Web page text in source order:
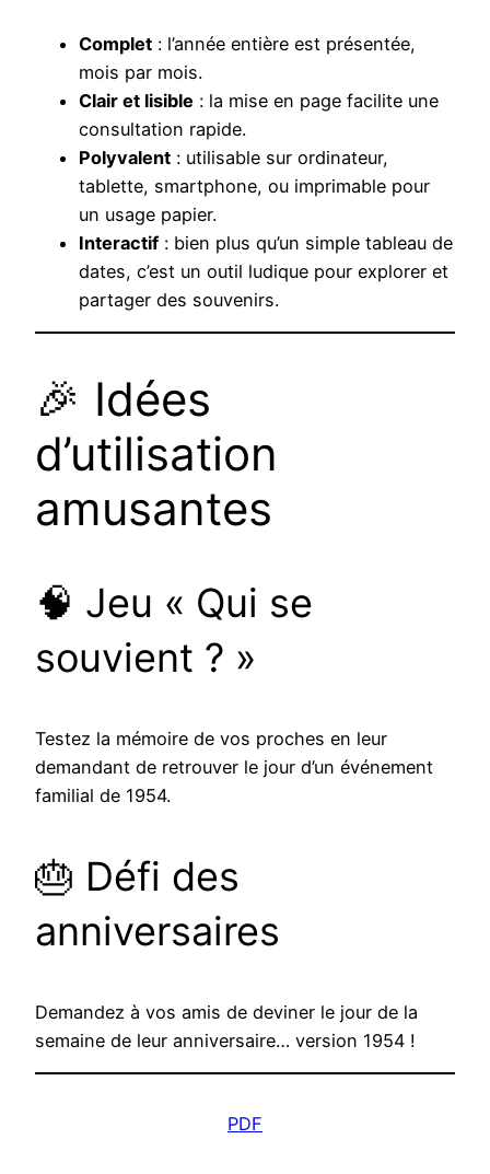
Complet : l’année entière est présentée,
mois par mois.
Clair et lisible : la mise en page facilite une
consultation rapide.
Polyvalent : utilisable sur ordinateur,
tablette, smartphone, ou imprimable pour
un usage papier.
Interactif : bien plus qu’un simple tableau de
dates, c’est un outil ludique pour explorer et
partager des souvenirs.
🎉 Idées
d’utilisation
amusantes
🧠 Jeu « Qui se
souvient ? »
Testez la mémoire de vos proches en leur
demandant de retrouver le jour d’un événement
familial de 1954.
🎂 Défi des
anniversaires
Demandez à vos amis de deviner le jour de la
semaine de leur anniversaire… version 1954 !
PDF